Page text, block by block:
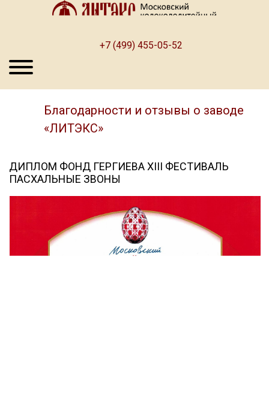
+7 (499) 455-05-52
Благодарности и отзывы о заводе
«ЛИТЭКС»
ДИПЛОМ ФОНД ГЕРГИЕВА XIII ФЕСТИВАЛЬ
ПАСХАЛЬНЫЕ ЗВОНЫ